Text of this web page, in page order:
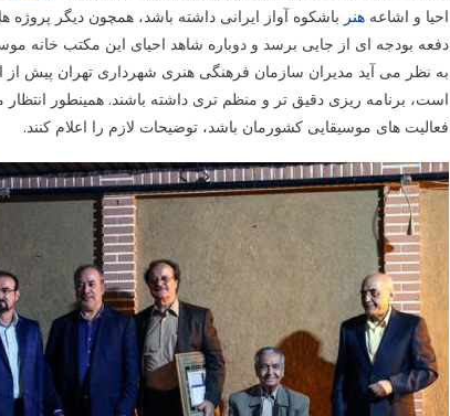
احیا و اشاعه هنر باشکوه آواز ایرانی داشته باشد، همچون دیگر
دفعه بودجه ای از جایی برسد و دوباره شاهد احیای این مکتب خانه
به نظر می آید مدیران سازمان فرهنگی هنری شهرداری تهران پیش از
است، برنامه ریزی دقیق تر و منظم تری داشته باشند. همینطور
فعالیت های موسیقایی کشورمان باشد، توضیحات لازم را اعلام کنند.